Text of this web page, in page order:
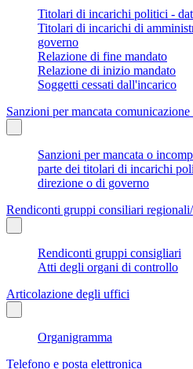
Titolari di incarichi politici -
Titolari di incarichi di
governo
Relazione di fine mandato
Relazione di inizio mandato
Soggetti cessati dall'incarico
Sanzioni per mancata comunicazione
Sanzioni per mancata o
parte dei titolari di incarichi
direzione o di governo
Rendiconti gruppi consiliari
Rendiconti gruppi consigliari
Atti degli organi di controllo
Articolazione degli uffici
Organigramma
Telefono e posta elettronica